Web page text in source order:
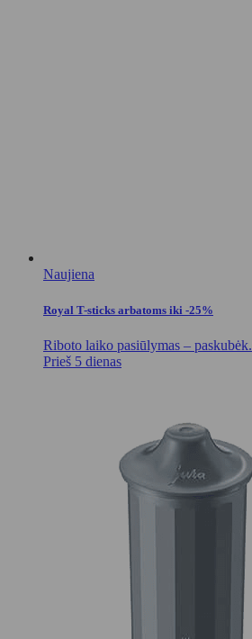
Naujiena
Royal T-sticks arbatoms iki -25%
Riboto laiko pasiūlymas – paskubėk.
Prieš 5 dienas